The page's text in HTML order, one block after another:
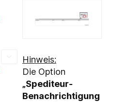
Hinweis:
Die Option
„Spediteur-
Benachrichtigung